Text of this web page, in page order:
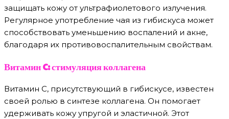
защищать кожу от ультрафиолетового излучения.
Регулярное употребление чая из гибискуса может
способствовать уменьшению воспалений и акне,
благодаря их противовоспалительным свойствам.
Витамин C: стимуляция коллагена
Витамин C, присутствующий в гибискусе, известен
своей ролью в синтезе коллагена. Он помогает
удерживать кожу упругой и эластичной. Этот